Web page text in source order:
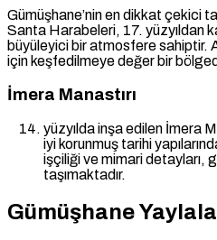
Gümüşhane’nin en dikkat çekici
Santa Harabeleri, 17. yüzyıldan
büyüleyici bir atmosfere sahiptir.
için keşfedilmeye değer bir
İmera Manastırı
yüzyılda inşa edilen İmera
iyi korunmuş tarihi
işçiliği ve mimari detayları,
taşımaktadır.
Gümüşhane